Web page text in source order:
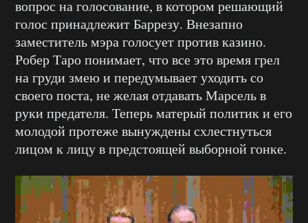
вопрос на голосование, в котором решающий
голос принадлежит Баррезу. Внезапно
заместитель мэра голосует против казино.
Робер Таро понимает, что все это время грел
на груди змею и передумывает уходить со
своего поста, не желая отдавать Марсель в
руки предателя. Теперь матерый политик и его
молодой протеже вынуждены схлестнуться
лицом к лицу в предстоящей выборной гонке.